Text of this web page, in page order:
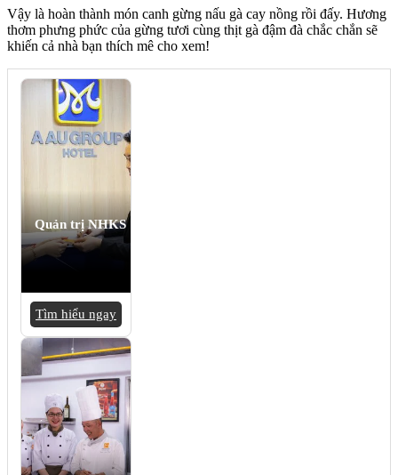
Vậy là hoàn thành món canh gừng nấu gà cay nồng rồi đấy. Hương
thơm phưng phức của gừng tươi cùng thịt gà đậm đà chắc chắn sẽ
khiến cả nhà bạn thích mê cho xem!
Quản trị NHKS
Tìm hiểu ngay